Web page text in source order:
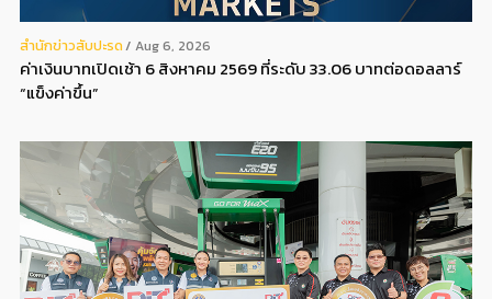
สํานักข่าวสับปะรด Aug 6, 2026
ค่าเงินบาทเปิดเช้า 6 สิงหาคม 2569 ที่ระดับ 33.06 บาทต่อดอลลาร์
“แข็งค่าขึ้น”